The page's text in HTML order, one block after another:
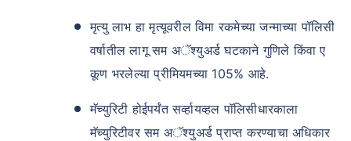
मृत्यु लाभ हा मृत्यूवरील विमा रकमेच्या जन्माच्या पॉलिसी
वर्षातील लागू सम अॅश्युअर्ड घटकाने गुणिले किंवा ए
कूण भरलेल्या प्रीमियमच्या 105% आहे.
मॅच्युरिटी होईपर्यंत सर्व्हायव्हल पॉलिसीधारकाला
मॅच्युरिटीवर सम अॅश्युअर्ड प्राप्त करण्याचा अधिकार